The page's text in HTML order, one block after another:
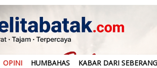
OPINI HUMBAHAS KABAR DARI SEBERANG